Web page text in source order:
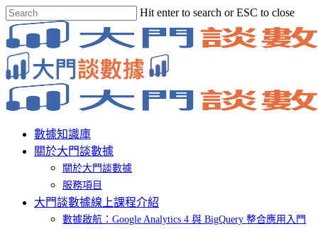
Skip
to
main
content
Hit enter to search or ESC to close
Close
Search
Menu
數據知識庫
關於大門談數據
關於大門談數據
服務項目
大門談數據線上課程介紹
數據啟航：Google Analytics 4 與 BigQuery 整合應用入門